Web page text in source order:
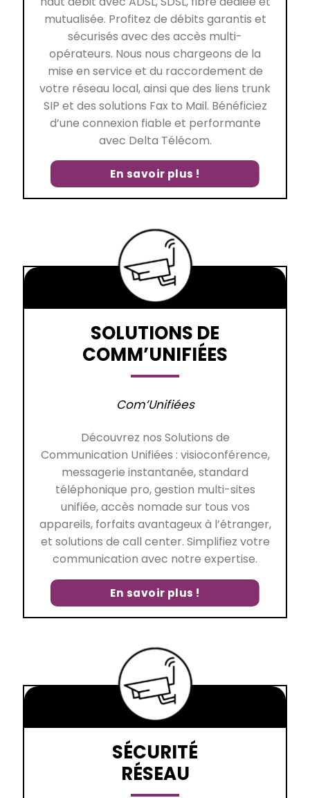
mutualisée. Profitez de débits garantis et
sécurisés avec des accès multi-
opérateurs. Nous nous chargeons de la
mise en service et du raccordement de
votre réseau local, ainsi que des liens trunk
SIP et des solutions Fax to Mail. Bénéficiez
d’une connexion fiable et performante
avec Delta Télécom.
En savoir plus !
SOLUTIONS DE
COMM’UNIFIÉES
Com’Unifiées
Découvrez nos Solutions de
Communication Unifiées : visioconférence,
messagerie instantanée, standard
téléphonique pro, gestion multi-sites
unifiée, accès nomade sur tous vos
appareils, forfaits avantageux à l’étranger,
et solutions de call center. Simplifiez votre
communication avec notre expertise.
En savoir plus !
SÉCURITÉ
RÉSEAU